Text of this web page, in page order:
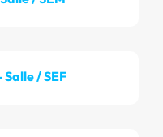
/ SEF